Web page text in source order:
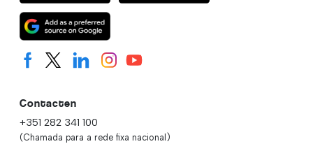
Contacten
+351 282 341 100
(Chamada para a rede fixa nacional)